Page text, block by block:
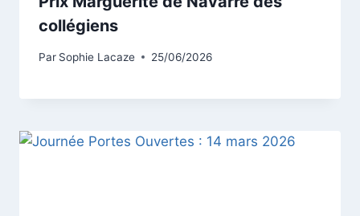
collégiens
Par Sophie Lacaze 25/06/2026